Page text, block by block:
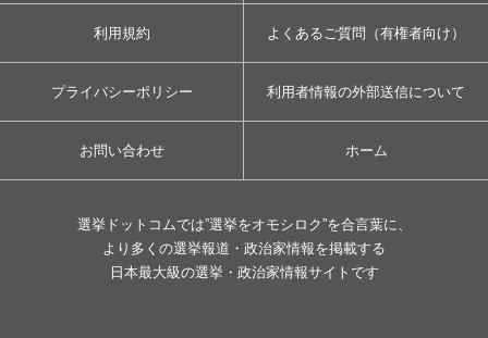
利用規約 よくあるご質問（有権者向け）
プライバシーポリシー 利用者情報の外部送信について
お問い合わせ ホーム
選挙ドットコムでは”選挙をオモシロク”を合言葉に、
より多くの選挙報道・政治家情報を掲載する
日本最大級の選挙・政治家情報サイトです